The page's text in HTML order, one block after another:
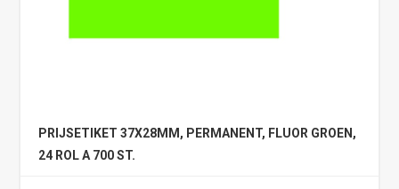
PRIJSETIKET 37X28MM, PERMANENT, FLUOR GROEN,
24 ROL A 700 ST.